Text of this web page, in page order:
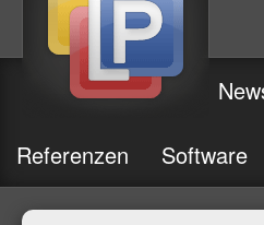
Referenzen Software